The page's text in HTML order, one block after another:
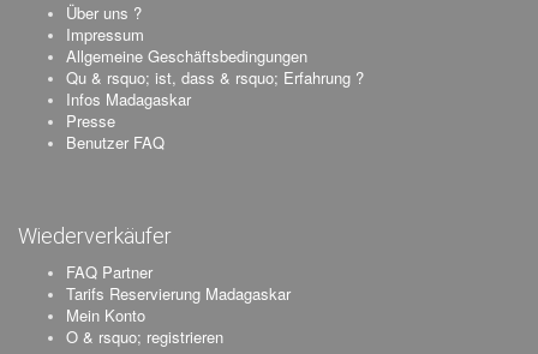
Über uns ?
Impressum
Allgemeine Geschäftsbedingungen
Qu & rsquo; ist, dass & rsquo; Erfahrung ?
Infos Madagaskar
Presse
Benutzer FAQ
Wiederverkäufer
FAQ Partner
Tarifs Reservierung Madagaskar
Mein Konto
O & rsquo; registrieren